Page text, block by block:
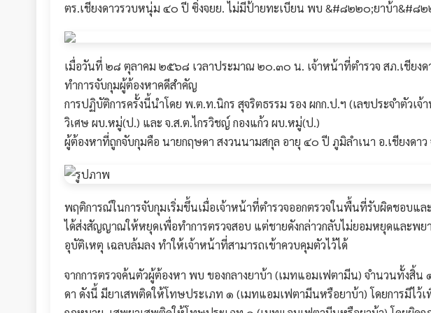
ตร.เชียงดาวรวบหนุ่ม ๔๐ ปี ซิ่งจยย. ไม่มีป้ายทะเบียน พบ &#๘๒๒๐;ยาบ้า&#๘๒
เมื่อวันที่ ๒๘ ตุลาคม ๒๕๖๘ เวลาประมาณ ๒๐.๓๐ น. เจ้าหน้าที่ตำรวจ สภ.เชียงด
ทำการจับกุมผู้ต้องหาคดีสำคัญ
การปฏิบัติการครั้งนี้นำโดย พ.ต.ท.นิกร สุจริตธรรม รอง ผกก.ป.ฯ (เลขประจำตัว
วิเศษ ผบ.หมู่(ป.) และ จ.ส.ต.ไกรวิชญ์ กองแก้ว ผบ.หมู่(ป.)
ผู้ต้องหาที่ถูกจับกุมคือ นายกฤษดา สงวนนามสกุล อายุ ๔๐ ปี ภูมิลำเนา อ.เชียงดาว
พฤติการณ์ในการจับกุมเริ่มขึ้นเมื่อเจ้าหน้าที่ตำรวจออกตรวจในพื้นที่รับผิดชอบแ
ได้ส่งสัญญาณให้หยุดเพื่อทำการตรวจสอบ แต่ชายดังกล่าวกลับไม่ยอมหยุดและพย
อุบัติเหตุ เฉลบล้มลง ทำให้เจ้าหน้าที่สามารถเข้าควบคุมตัวไว้ได้
จากการตรวจค้นตัวผู้ต้องหา พบ ของกลางยาบ้า (เมทแอมเฟตามีน) จำนวนทั้งสิ้
ดา ดังนี้ มียาเสพติดให้โทษประเภท ๑ (เมทแอมเฟตามีนหรือยาบ้า) โดยการมีไ